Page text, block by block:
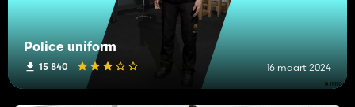
Police uniform
15 840 16 maart 2024